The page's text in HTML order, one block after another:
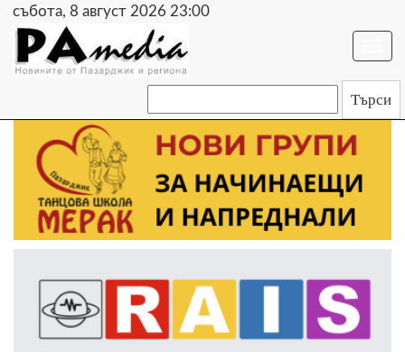
събота, 8 август 2026 23:00